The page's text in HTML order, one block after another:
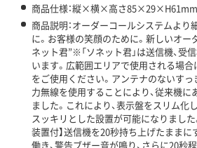
商品仕様：縦×横×高さ85×29×H61mm
商品説明：オーダーコールシステムより
に。お客様の笑顔のために。新しいオー
ネット君”※「ソネット君」は送信機、受
います。広範囲エリアで使用される場合
をご使用ください。アンテナのないす
力無線を使用することにより、従来機
ました。これにより、表示盤をスリム化
スッキリとした設置が可能になりました
装置付】送信機を20秒持ち上げたままに
働き、警告ブザー音が鳴り、さらに20秒